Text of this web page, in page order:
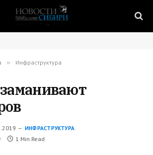
» Инфраструктура
ИНФРАСТРУКТУРА
1 Min Read